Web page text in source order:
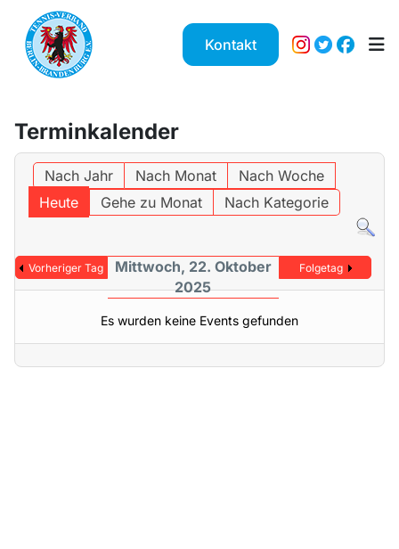
Kontakt
Terminkalender
Nach Jahr Nach Monat
Nach Woche
Heute
Gehe zu Monat Nach Kategorie
Vorheriger Tag
Mittwoch, 22. Oktober
2025
Folgetag
Es wurden keine Events gefunden